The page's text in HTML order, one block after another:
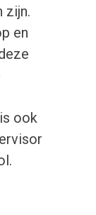
zijn.
en
ook